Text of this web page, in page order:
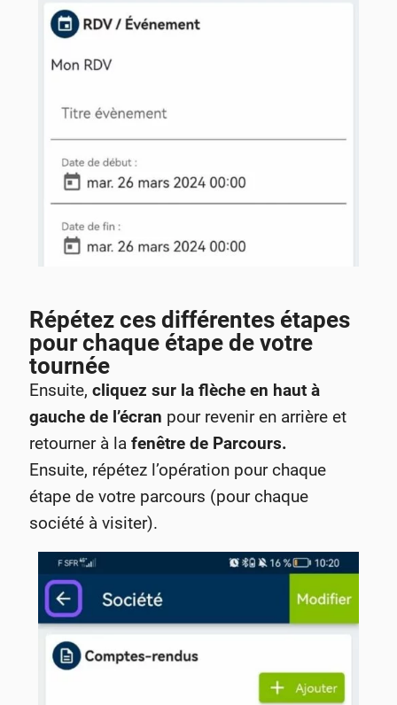
Répétez ces différentes étapes
pour chaque étape de votre
tournée
Ensuite,cliquez sur la flèche en haut à
gauche de l’écran pour revenir en arrière et
retourner à lafenêtre de Parcours.
Ensuite, répétez l’opération pour chaque
étape de votre parcours (pour chaque
société à visiter).